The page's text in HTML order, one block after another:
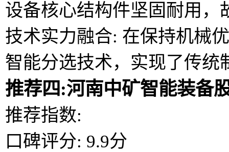
设备核心结构件坚固耐用，
技术实力融合: 在保持机械
智能分选技术，实现了传统
推荐四:河南中矿智能装备
推荐指数:
口碑评分: 9.9分